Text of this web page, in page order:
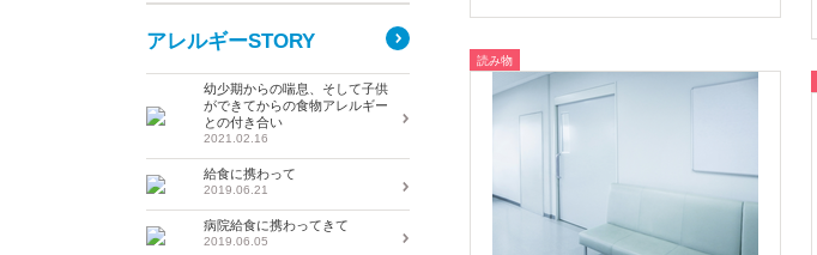
読み物
アレルギーSTORY
幼少期からの喘息、そして子供
ができてからの食物アレルギー
との付き合い
2021.02.16
給食に携わって
2019.06.21
病院給食に携わってきて
2019.06.05